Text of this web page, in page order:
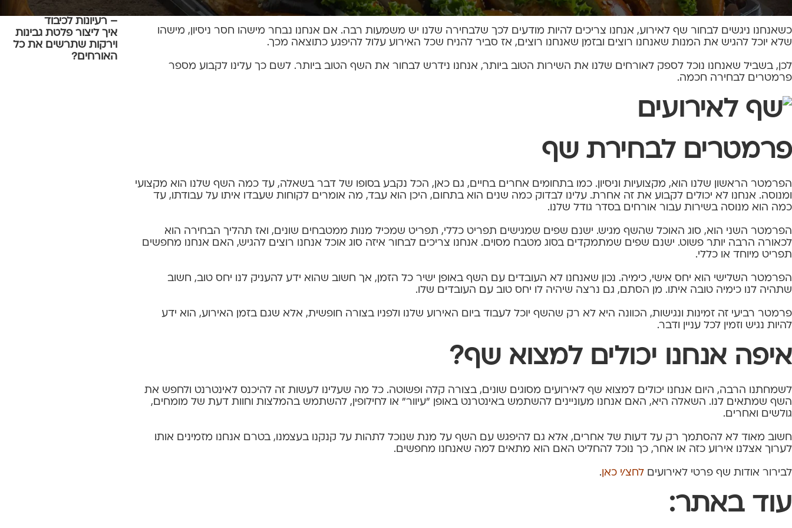
והגשה). עבור לא מעט אורחים, זה המדד העיקרי והיחידי לקבוע אם האירוע הוא מוצלח או לא.
כשאנחנו ניגשים לבחור שף לאירוע, אנחנו צריכים להיות מודעים לכך שלבחירה שלנו יש משמעות רבה. אם אנחנו נבחר מישהו חסר ניסיון, מישהו
שלא יוכל להגיש את המנות שאנחנו רוצים ובזמן שאנחנו רוצים, אז סביר להניח שכל האירוע עלול להיפגע כתוצאה מכך.
לכן, בשביל שאנחנו נוכל לספק לאורחים שלנו את השירות הטוב ביותר, אנחנו נידרש לבחור את השף הטוב ביותר. לשם כך עלינו לקבוע מספר
פרמטרים לבחירה חכמה.
פרמטרים לבחירת שף
הפרמטר הראשון שלנו הוא, מקצועיות וניסיון. כמו בתחומים אחרים בחיים, גם כאן, הכל נקבע בסופו של דבר בשאלה, עד כמה השף שלנו הוא מקצועי
ומנוסה. אנחנו לא יכולים לקבוע את זה אחרת. עלינו לבדוק כמה שנים הוא בתחום, היכן הוא עבד, מה אומרים לקוחות שעבדו איתו על עבודתו, עד
כמה הוא מנוסה בשירות עבור אורחים בסדר גודל שלנו.
הפרמטר השני הוא, סוג האוכל שהשף מגיש. ישנם שפים שמגישים תפריט כללי, תפריט שמכיל מנות ממטבחים שונים, ואז תהליך הבחירה הוא
לכאורה הרבה יותר פשוט. ישנם שפים שמתמקדים בסוג מטבח מסוים. אנחנו צריכים לבחור איזה סוג אוכל אנחנו רוצים להגיש, האם אנחנו מחפשים
תפריט מיוחד או כללי.
הפרמטר השלישי הוא יחס אישי, כימיה. נכון שאנחנו לא העובדים עם השף באופן ישיר כל הזמן, אך חשוב שהוא ידע להעניק לנו יחס טוב, חשוב
שתהיה לנו כימיה טובה איתו. מן הסתם, גם נרצה שיהיה לו יחס טוב עם העובדים שלו.
פרמטר רביעי זה זמינות ונגישות, הכוונה היא לא רק שהשף יוכל לעבוד ביום האירוע שלנו ולפניו בצורה חופשית, אלא שגם בזמן האירוע, הוא ידע
להיות נגיש וזמין לכל עניין ודבר.
איפה אנחנו יכולים למצוא שף?
לשמחתנו הרבה, היום אנחנו יכולים למצוא שף לאירועים מסוגים שונים, בצורה קלה ופשוטה. כל מה שעלינו לעשות זה להיכנס לאינטרנט ולחפש את
השף שמתאים לנו. השאלה היא, האם אנחנו מעוניינים להשתמש באינטרנט באופן "עיוור" או לחילופין, להשתמש בהמלצות וחוות דעת של מומחים,
גולשים ואחרים.
חשוב מאוד לא להסתמך רק על דעות של אחרים, אלא גם להיפגש עם השף על מנת שנוכל לתהות על קנקנו בעצמנו, בטרם אנחנו מזמינים אותו
לערוך אצלנו אירוע כזה או אחר, כך נוכל להחליט האם הוא מתאים למה שאנחנו מחפשים.
לבירור אודות שף פרטי לאירועים לחצ/י כאן .
עוד באתר:
קייטרינג לברית ולבריתה
– רעיונות לכיבוד
איך ליצור פלטת גבינות
וירקות שתרשים את כל
האורחים?